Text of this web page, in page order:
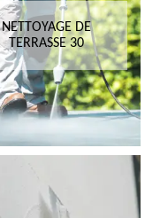
NETTOYAGE DE
TERRASSE 30